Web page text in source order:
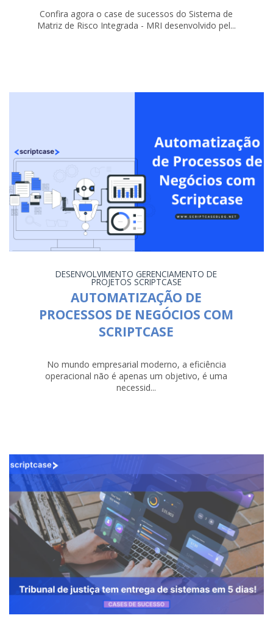
Confira agora o case de sucessos do Sistema de
Matriz de Risco Integrada - MRI desenvolvido pel...
DESENVOLVIMENTO GERENCIAMENTO DE
PROJETOS SCRIPTCASE
AUTOMATIZAÇÃO DE
PROCESSOS DE NEGÓCIOS COM
SCRIPTCASE
No mundo empresarial moderno, a eficiência
operacional não é apenas um objetivo, é uma
necessid...